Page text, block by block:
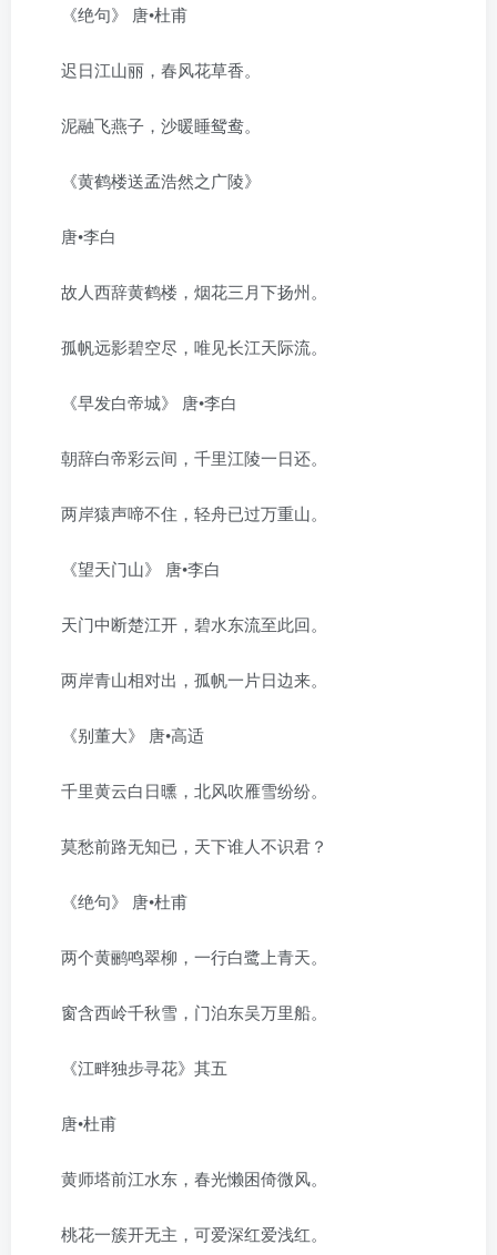
《绝句》 唐•杜甫
迟日江山丽，春风花草香。
泥融飞燕子，沙暖睡鸳鸯。
《黄鹤楼送孟浩然之广陵》
唐•李白
故人西辞黄鹤楼，烟花三月下扬州。
孤帆远影碧空尽，唯见长江天际流。
《早发白帝城》 唐•李白
朝辞白帝彩云间，千里江陵一日还。
两岸猿声啼不住，轻舟已过万重山。
《望天门山》 唐•李白
天门中断楚江开，碧水东流至此回。
两岸青山相对出，孤帆一片日边来。
《别董大》 唐•高适
千里黄云白日曛，北风吹雁雪纷纷。
莫愁前路无知已，天下谁人不识君？
《绝句》 唐•杜甫
两个黄鹂鸣翠柳，一行白鹭上青天。
窗含西岭千秋雪，门泊东吴万里船。
《江畔独步寻花》其五
唐•杜甫
黄师塔前江水东，春光懒困倚微风。
桃花一簇开无主，可爱深红爱浅红。